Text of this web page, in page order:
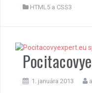
HTML5 a CSS3
1. januára 2013